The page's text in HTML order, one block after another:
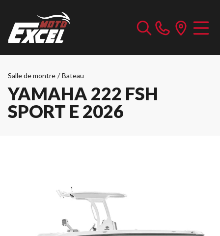
Salle de montre / Bateau
YAMAHA 222 FSH
SPORT E 2026